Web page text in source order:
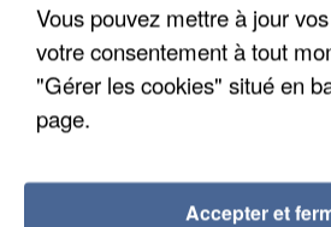
Vous pouvez mettre à jour
votre consentement à tout
"Gérer les cookies" situé en
page.
Accepter et